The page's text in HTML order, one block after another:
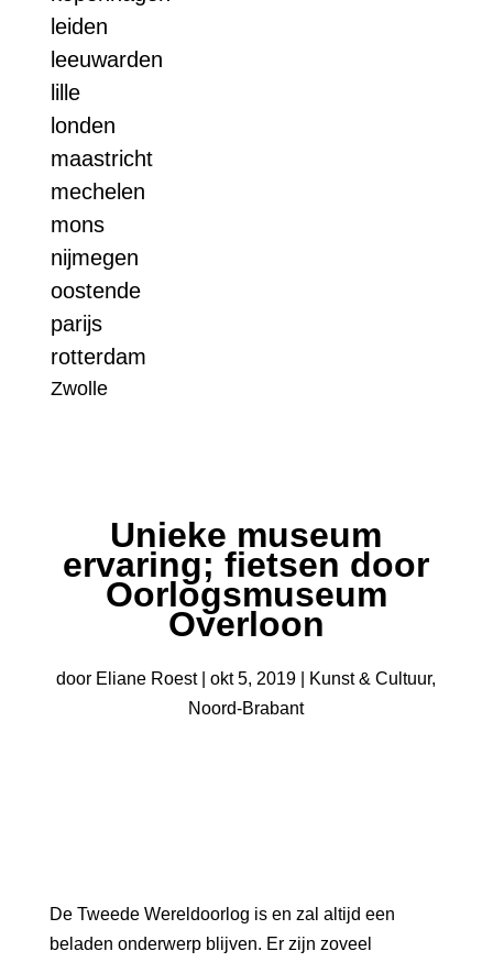
leiden
leeuwarden
lille
londen
maastricht
mechelen
mons
nijmegen
oostende
parijs
rotterdam
Zwolle
Unieke museum
ervaring; fietsen door
Oorlogsmuseum
Overloon
door Eliane Roest|okt 5, 2019 Kunst & Cultuur,
Noord-Brabant
De Tweede Wereldoorlog is en zal altijd een
beladen onderwerp blijven. Er zijn zoveel